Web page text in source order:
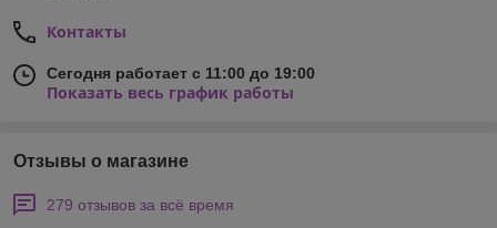
Контакты
Сегодня работает с 11:00 до 19:00
Показать весь график работы
Отзывы о магазине
279 отзывов за всё время